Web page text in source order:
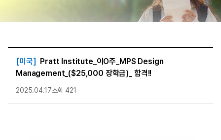
[미국] Pratt Institute_이O주_MPS Design
Management_($25,000 장학금)_ 합격!!
2025.04.17조회 421